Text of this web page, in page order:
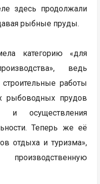
здесь продолжали
рыбные пруды.
категорию «для
ведь
работы
рыбоводных прудов
осуществления
Теперь же её
отдыха и туризма»,
производственную